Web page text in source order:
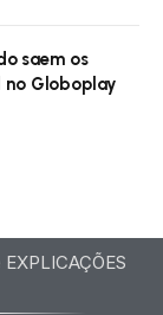
saem os
no Globoplay